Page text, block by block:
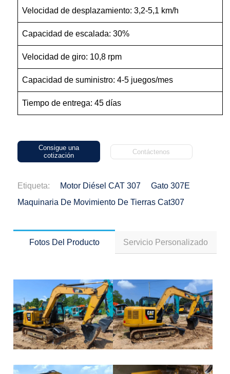
Velocidad de desplazamiento: 3,2-5,1 km/h
Capacidad de escalada: 30%
Velocidad de giro: 10,8 rpm
Capacidad de suministro: 4-5 juegos/mes
Tiempo de entrega: 45 días
Consigue una
cotización
Contáctenos
Etiqueta: Motor Diésel CAT 307
Gato 307E
Maquinaria De Movimiento De Tierras Cat307
Fotos Del Producto Servicio Personalizado